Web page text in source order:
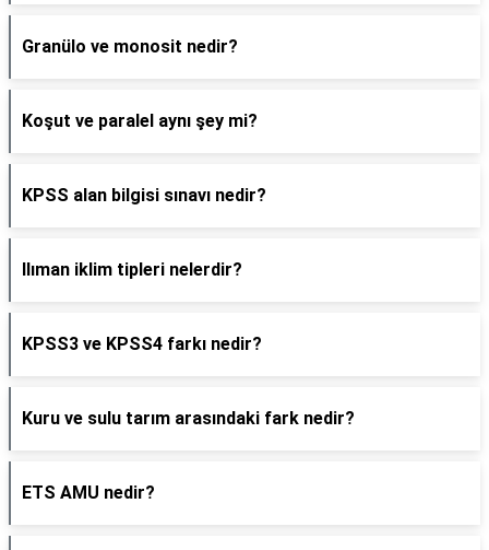
Granülo ve monosit nedir?
Koşut ve paralel aynı şey mi?
KPSS alan bilgisi sınavı nedir?
Ilıman iklim tipleri nelerdir?
KPSS3 ve KPSS4 farkı nedir?
Kuru ve sulu tarım arasındaki fark nedir?
ETS AMU nedir?